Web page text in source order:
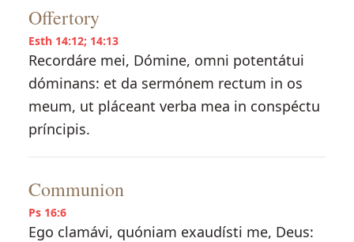
Offertory
Esth 14:12; 14:13
Recordáre mei, Dómine, omni potentátui
dóminans: et da sermónem rectum in os
meum, ut pláceant verba mea in conspéctu
príncipis.
Communion
Ps 16:6
Ego clamávi, quóniam exaudísti me, Deus: